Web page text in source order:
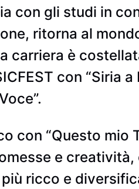
con gli studi in
ritorna al
carriera è
con “Siria
con “Questo mio
e
ricco e